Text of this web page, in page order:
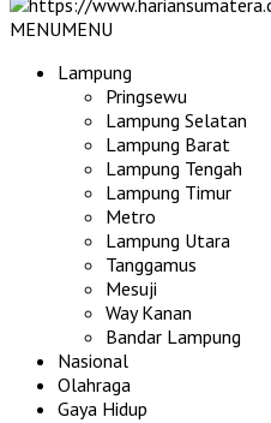
MENUMENU
Lampung
Pringsewu
Lampung Selatan
Lampung Barat
Lampung Tengah
Lampung Timur
Metro
Lampung Utara
Tanggamus
Mesuji
Way Kanan
Bandar Lampung
Nasional
Olahraga
Gaya Hidup